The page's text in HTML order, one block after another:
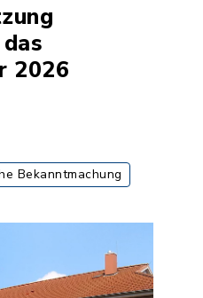
2026
Bekanntmachung